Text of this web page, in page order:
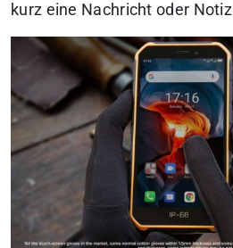
kurz eine Nachricht oder